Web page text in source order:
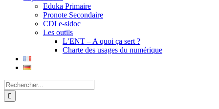
Eduka Primaire
Pronote Secondaire
CDI e-sidoc
Les outils
L’ENT – A quoi ça sert ?
Charte des usages du numérique
Rechercher: